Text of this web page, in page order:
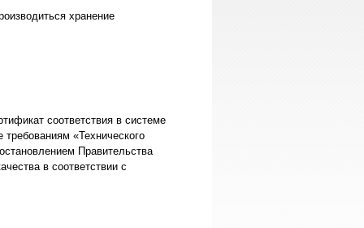
хранение
соответствия в системе
«Технического
Правительства
в соответствии с